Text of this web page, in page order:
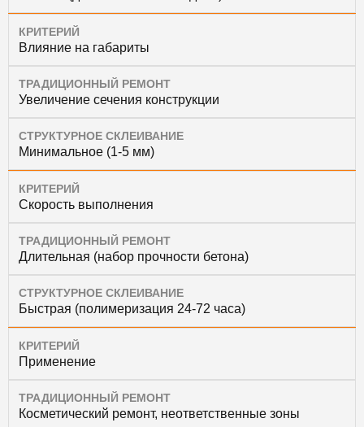
КРИТЕРИЙ
Влияние на габариты
ТРАДИЦИОННЫЙ РЕМОНТ
Увеличение сечения конструкции
СТРУКТУРНОЕ СКЛЕИВАНИЕ
Минимальное (1-5 мм)
КРИТЕРИЙ
Скорость выполнения
ТРАДИЦИОННЫЙ РЕМОНТ
Длительная (набор прочности бетона)
СТРУКТУРНОЕ СКЛЕИВАНИЕ
Быстрая (полимеризация 24-72 часа)
КРИТЕРИЙ
Применение
ТРАДИЦИОННЫЙ РЕМОНТ
Косметический ремонт, неответственные зоны